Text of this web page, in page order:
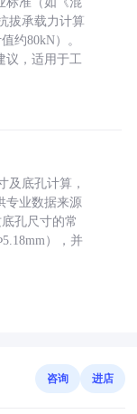
拔承载力计算
约80kN）。
议，适用于工
及底孔计算，
专业数据来源
孔尺寸的常
），并
咨询 进店